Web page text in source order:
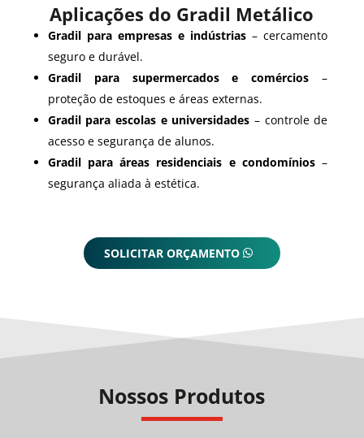
Aplicações do Gradil Metálico
Gradil para empresas e indústrias – cercamento
seguro e durável.
Gradil para supermercados e comércios –
proteção de estoques e áreas externas.
Gradil para escolas e universidades – controle de
acesso e segurança de alunos.
Gradil para áreas residenciais e condomínios–
segurança aliada à estética.
SOLICITAR ORÇAMENTO
Nossos Produtos